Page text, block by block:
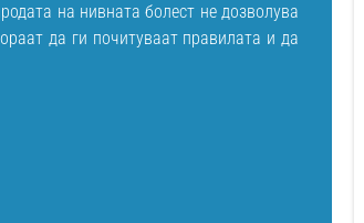
на нивната болест не дозволува
да ги почитуваат правилата и да